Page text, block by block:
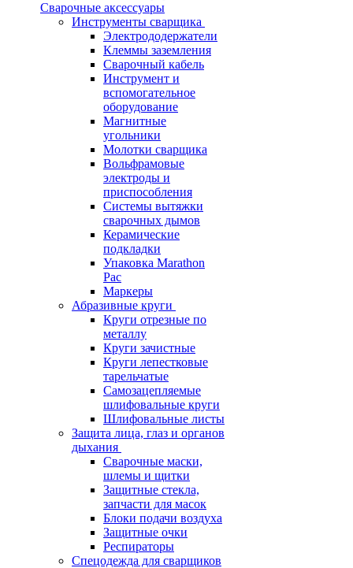
Сварочные аксессуары
Инструменты сварщика
Электрододержатели
Клеммы заземления
Сварочный кабель
Инструмент и
вспомогательное
оборудование
Магнитные
угольники
Молотки сварщика
Вольфрамовые
электроды и
приспособления
Системы вытяжки
сварочных дымов
Керамические
подкладки
Упаковка Marathon
Pac
Маркеры
Абразивные круги
Круги отрезные по
металлу
Круги зачистные
Круги лепестковые
тарельчатые
Самозацепляемые
шлифовальные круги
Шлифовальные листы
Защита лица, глаз и органов
дыхания
Сварочные маски,
шлемы и щитки
Защитные стекла,
запчасти для масок
Блоки подачи воздуха
Защитные очки
Респираторы
Спецодежда для сварщиков